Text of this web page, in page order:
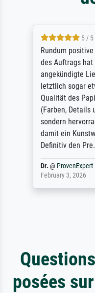
5 / 5
Rundum
des Auftrags
angekündigte
letztlich sogar
Qualität des
(Farben, Details
sondern
damit ein
Definitiv den
Dr. @ ProvenExpert
February 3, 2026
posées